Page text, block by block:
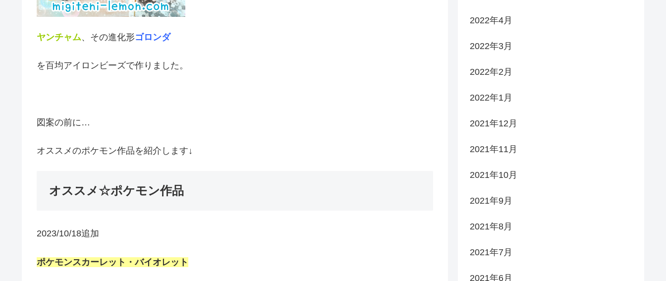
ヤンチャム、その進化形ゴロンダ
を百均アイロンビーズで作りました。
図案の前に…
オススメのポケモン作品を紹介します↓
オススメ☆ポケモン作品
2023/10/18追加
ポケモンスカーレット・バイオレット
2022年4月
2022年3月
2022年2月
2022年1月
2021年12月
2021年11月
2021年10月
2021年9月
2021年8月
2021年7月
2021年6月